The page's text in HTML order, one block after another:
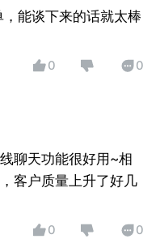
能谈下来的话就太棒
0 0
聊天功能很好用~相
客户质量上升了好几
0 0